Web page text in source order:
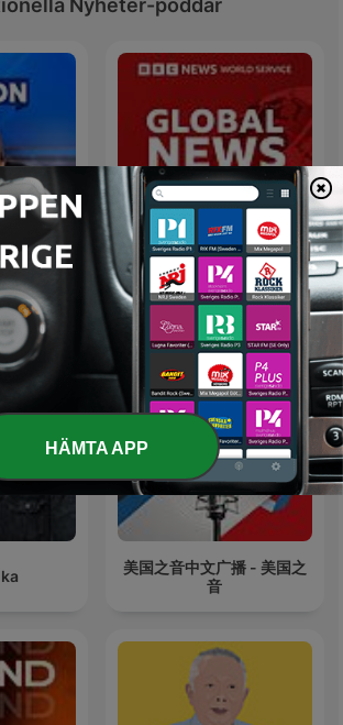
guion Global News Podcast
美国之音中文广播 - 美国之
音
HÄMTA APP